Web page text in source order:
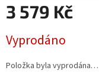
3 579 Kč
cena:
Vyprodáno
Položka byla vyprodána…